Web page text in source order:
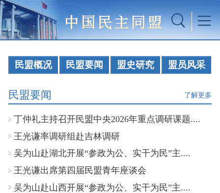
民盟概况 民盟要闻 盟史研究 盟员风采
民盟要闻 了解更多
丁仲礼主持召开民盟中央2026年重点调研课题....
王光谦率调研组赴吉林调研
吴为山赴湖北开展“参政为公、实干为民”主....
王光谦出席第四届民盟青年座谈会
吴为山赴山西开展“参政为公、实干为民”主....